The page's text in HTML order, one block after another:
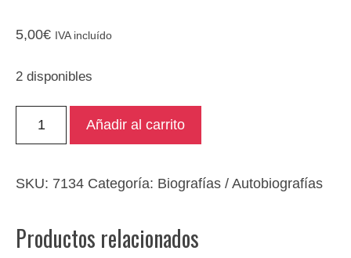
5,00€ IVA incluído
2 disponibles
Federico
Vida
y
muerte
Añadir al carrito
SKU: 7134 Categoría: Biografías / Autobiografías
Productos relacionados